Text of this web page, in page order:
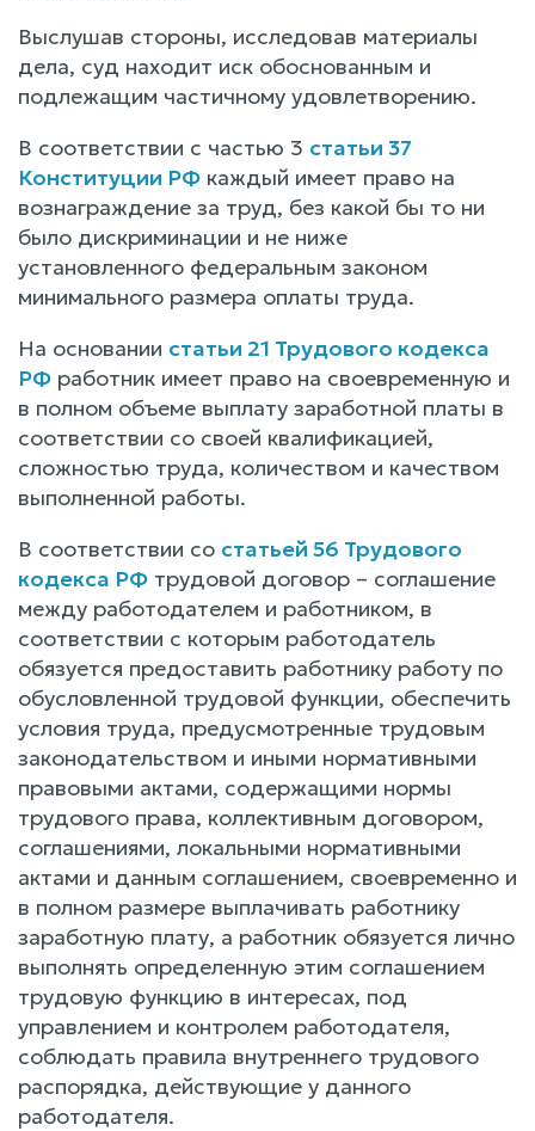
Выслушав стороны, исследовав материалы
дела, суд находит иск обоснованным и
подлежащим частичному удовлетворению.
В соответствии с частью 3 статьи 37
Конституции РФ каждый имеет право на
вознаграждение за труд, без какой бы то ни
было дискриминации и не ниже
установленного федеральным законом
минимального размера оплаты труда.
На основании статьи 21 Трудового кодекса
РФ работник имеет право на своевременную и
в полном объеме выплату заработной платы в
соответствии со своей квалификацией,
сложностью труда, количеством и качеством
выполненной работы.
В соответствии со статьей 56 Трудового
кодекса РФ трудовой договор – соглашение
между работодателем и работником, в
соответствии с которым работодатель
обязуется предоставить работнику работу по
обусловленной трудовой функции, обеспечить
условия труда, предусмотренные трудовым
законодательством и иными нормативными
правовыми актами, содержащими нормы
трудового права, коллективным договором,
соглашениями, локальными нормативными
актами и данным соглашением, своевременно и
в полном размере выплачивать работнику
заработную плату, а работник обязуется лично
выполнять определенную этим соглашением
трудовую функцию в интересах, под
управлением и контролем работодателя,
соблюдать правила внутреннего трудового
распорядка, действующие у данного
работодателя.